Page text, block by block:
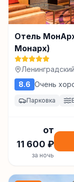
Отель
Монарх)
8.6 Очень
Парковка
от
11 600 ₽
за ночь